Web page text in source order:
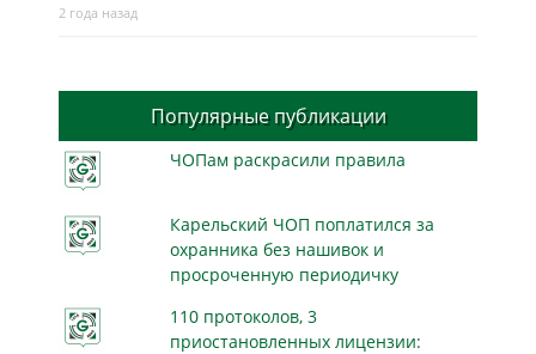
2 года назад
Популярные публикации
ЧОПам раскрасили правила
Карельский ЧОП поплатился за
охранника без нашивок и
просроченную периодичку
110 протоколов, 3
приостановленных лицензии: